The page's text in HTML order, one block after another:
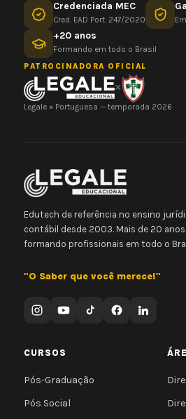
Credenciada MEC
Cred. EAD Port. 247/2020
+20 anos
Formando em todo o Brasil
PATROCINADORA OFICIAL
×
Legale × Portuguesa — temporada 2026
Edutech de referência no ensino
contábil desde 2003. Mais de 20 anos
formando profissionais em todo o
"O Saber que você merece!"
CURSOS
Pós-Graduação
Pós Social